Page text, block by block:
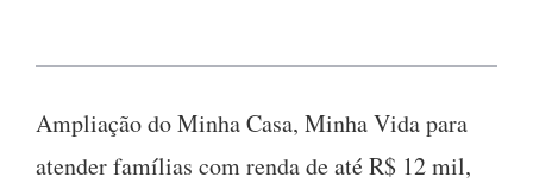
Ampliação do Minha Casa, Minha Vida para
atender famílias com renda de até R$ 12 mil,